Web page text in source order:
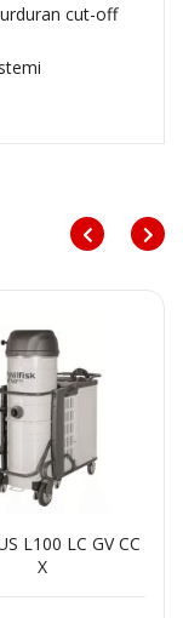
cut-off
L100 LC GV CC
X